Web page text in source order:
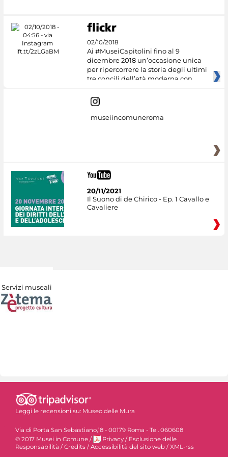
02/10/2018
Ai #MuseiCapitolini fino al 9
dicembre 2018 un’occasione unica
per ripercorrere la storia degli ultimi
tre concili dell’età moderna con
museiincomuneroma
20/11/2021
Il Suono di de Chirico - Ep. 1 Cavallo e
Cavaliere
Servizi museali
Leggi le recensioni su: Museo delle Mura
Via di Porta San Sebastiano,18 - 00179 Roma - Tel. 060608
© 2017 Musei in Comune / Privacy / Esclusione delle
Responsabilità /Credits /Accessibilità del sito web /XML-rss